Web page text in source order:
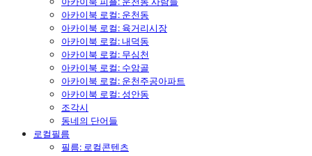
아카이북 로컬: 운천동
아카이북 로컬: 육거리시장
아카이북 로컬: 내덕동
아카이북 로컬: 무심천
아카이북 로컬: 수암골
아카이북 로컬: 운천주공아파트
아카이북 로컬: 성안동
조각시
동네의 단어들
로컬필름
필름: 로컬콘텐츠